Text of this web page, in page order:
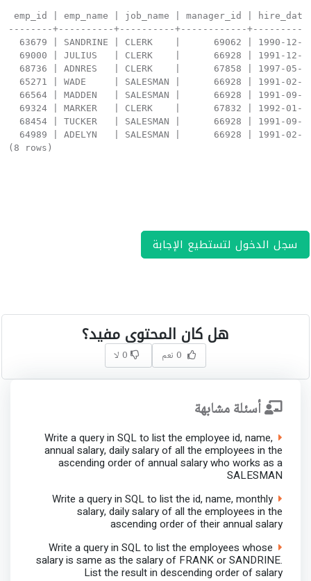
emp_id | emp_name | job_name | manager_id |
--------+----------+----------+------------
63679 | SANDRINE | CLERK    |      69062 | 1990-12-
69000 | JULIUS   | CLERK    |      66928 | 1991-12-
68736 | ADNRES   | CLERK    |      67858 | 1997-05-
65271 | WADE     | SALESMAN |      66928 | 1991-02-
66564 | MADDEN   | SALESMAN |      66928 | 1991-09-
69324 | MARKER   | CLERK    |      67832 | 1992-01-
68454 | TUCKER   | SALESMAN |      66928 | 1991-09-
64989 | ADELYN   | SALESMAN |      66928 | 1991-02-
(8 rows)
سجل الدخول لتستطيع الإجابة
هل كان المحتوى مفيد؟
0 نعم 0 لا
أسئلة مشابهة
Write a query in SQL to list the employee id, name,
annual salary, daily salary of all the employees in the
ascending order of annual salary who works as a
SALESMAN
Write a query in SQL to list the id, name, monthly
salary, daily salary of all the employees in the
ascending order of their annual salary
Write a query in SQL to list the employees whose
salary is same as the salary of FRANK or SANDRINE.
List the result in descending order of salary